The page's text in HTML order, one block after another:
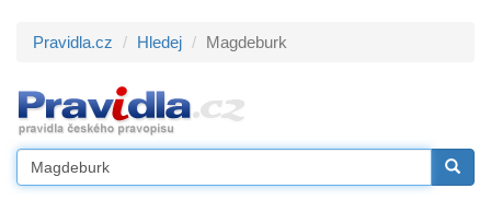
Pravidla.cz Hledej Magdeburk